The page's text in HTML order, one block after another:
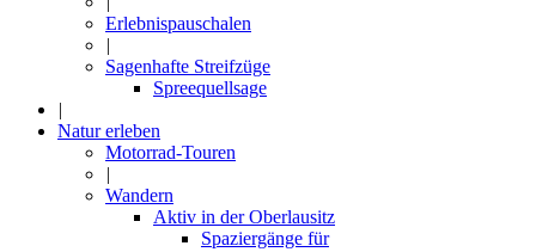
Erlebnispauschalen
|
Sagenhafte Streifzüge
Spreequellsage
|
Natur erleben
Motorrad-Touren
|
Wandern
Aktiv in der Oberlausitz
Spaziergänge für